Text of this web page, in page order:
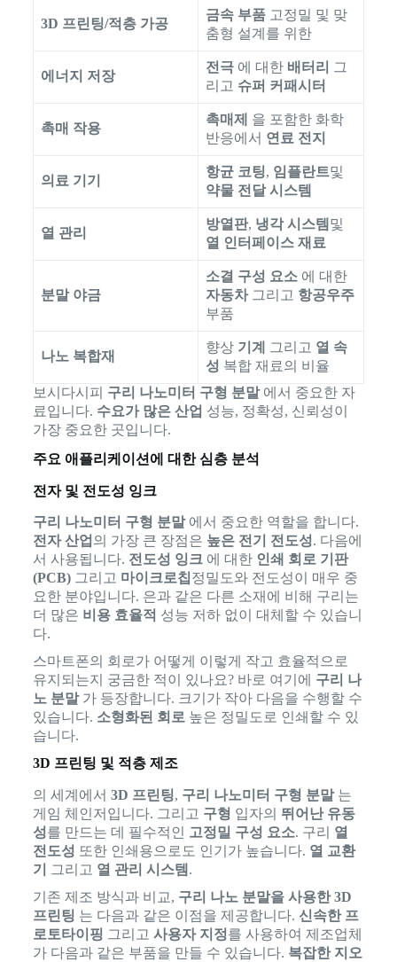
3D 프린팅/적층 가공
금속 부품고정밀 및 맞
춤형 설계를 위한
에너지 저장
전극에 대한 배터리
그
리고 슈퍼 커패시터
촉매 작용
촉매제
을 포함한 화학
반응에서 연료 전지
의료 기기
항균 코팅, 임플란트및
약물 전달 시스템
열 관리
방열판, 냉각 시스템 및
열 인터페이스 재료
분말 야금
소결 구성 요소에 대한
자동차그리고 항공우주
부품
나노 복합재
향상 기계 그리고 열 속
성 복합 재료의 비율
보시다시피 구리 나노미터 구형 분말에서 중요한 자
료입니다. 수요가 많은 산업 성능, 정확성, 신뢰성이
가장 중요한 곳입니다.
주요 애플리케이션에 대한 심층 분석
전자 및 전도성 잉크
구리 나노미터 구형 분말에서 중요한 역할을 합니다.
전자 산업 의 가장 큰 장점은 높은 전기 전도성. 다음에
서 사용됩니다. 전도성 잉크에 대한 인쇄 회로 기판
(PCB)그리고 마이크로칩 정밀도와 전도성이 매우 중
요한 분야입니다. 은과 같은 다른 소재에 비해 구리는
더 많은 비용 효율적 성능 저하 없이 대체할 수 있습니
다.
스마트폰의 회로가 어떻게 이렇게 작고 효율적으로
유지되는지 궁금한 적이 있나요? 바로 여기에 구리 나
노 분말가 등장합니다. 크기가 작아 다음을 수행할 수
있습니다. 소형화된 회로 높은 정밀도로 인쇄할 수 있
습니다.
3D 프린팅 및 적층 제조
의 세계에서 3D 프린팅, 구리 나노미터 구형 분말는
게임 체인저입니다. 그리고 구형 입자의 뛰어난 유동
성를 만드는 데 필수적인 고정밀 구성 요소. 구리 열
전도성 또한 인쇄용으로도 인기가 높습니다. 열 교환
기
그리고 열 관리 시스템 .
기존 제조 방식과 비교, 구리 나노 분말을 사용한 3D
프린팅 는 다음과 같은 이점을 제공합니다. 신속한 프
로토타이핑 그리고 사용자 지정를 사용하여 제조업체
가 다음과 같은 부품을 만들 수 있습니다. 복잡한 지오